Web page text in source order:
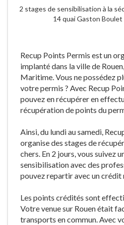
2 stages de sensibilisation à la
14 quai Gaston Boulet
Recup Points Permis est un
implanté dans la ville de
Maritime. Vous ne possédez
votre permis ? Avec Recup
pouvez en récupérer en
récupération de points du
Ainsi, du lundi au samedi,
organise des stages de
chers. En 2 jours, vous suivez
sensibilisation avec des
pouvez repartir avec un crédit
Les points crédités sont
Votre venue sur Rouen était
transports en commun. Avec